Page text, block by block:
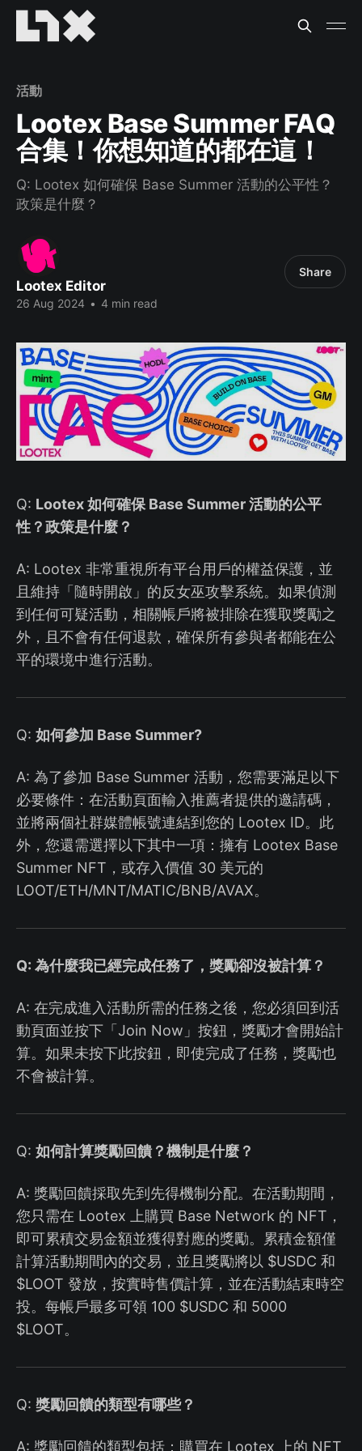
活動
Lootex Base Summer FAQ
合集！你想知道的都在這！
Q: Lootex 如何確保 Base Summer 活動的公平性？
政策是什麼？
Lootex Editor
26 Aug 2024 • 4 min read
Share
Q: Lootex 如何確保 Base Summer 活動的公平
性？政策是什麼？
A: Lootex 非常重視所有平台用戶的權益保護，並
且維持「隨時開啟」的反女巫攻擊系統。如果偵測
到任何可疑活動，相關帳戶將被排除在獲取獎勵之
外，且不會有任何退款，確保所有參與者都能在公
平的環境中進行活動。
Q: 如何參加 Base Summer?
A: 為了參加 Base Summer 活動，您需要滿足以下
必要條件：在活動頁面輸入推薦者提供的邀請碼，
並將兩個社群媒體帳號連結到您的 Lootex ID。此
外，您還需選擇以下其中一項：擁有 Lootex Base
Summer NFT，或存入價值 30 美元的
LOOT/ETH/MNT/MATIC/BNB/AVAX。
Q: 為什麼我已經完成任務了，獎勵卻沒被計算？
A: 在完成進入活動所需的任務之後，您必須回到活
動頁面並按下「Join Now」按鈕，獎勵才會開始計
算。如果未按下此按鈕，即使完成了任務，獎勵也
不會被計算。
Q: 如何計算獎勵回饋？機制是什麼？
A: 獎勵回饋採取先到先得機制分配。在活動期間，
您只需在 Lootex 上購買 Base Network 的 NFT，
即可累積交易金額並獲得對應的獎勵。累積金額僅
計算活動期間內的交易，並且獎勵將以 $USDC 和
$LOOT 發放，按實時售價計算，並在活動結束時空
投。每帳戶最多可領 100 $USDC 和 5000
$LOOT。
Q: 獎勵回饋的類型有哪些？
A: 獎勵回饋的類型包括：購買在 Lootex 上的 NFT